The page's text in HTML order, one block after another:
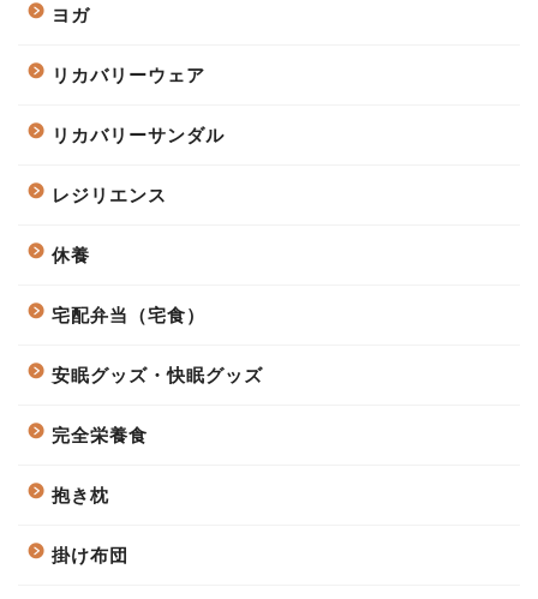
ヨガ
リカバリーウェア
リカバリーサンダル
レジリエンス
休養
宅配弁当（宅食）
安眠グッズ・快眠グッズ
完全栄養食
抱き枕
掛け布団